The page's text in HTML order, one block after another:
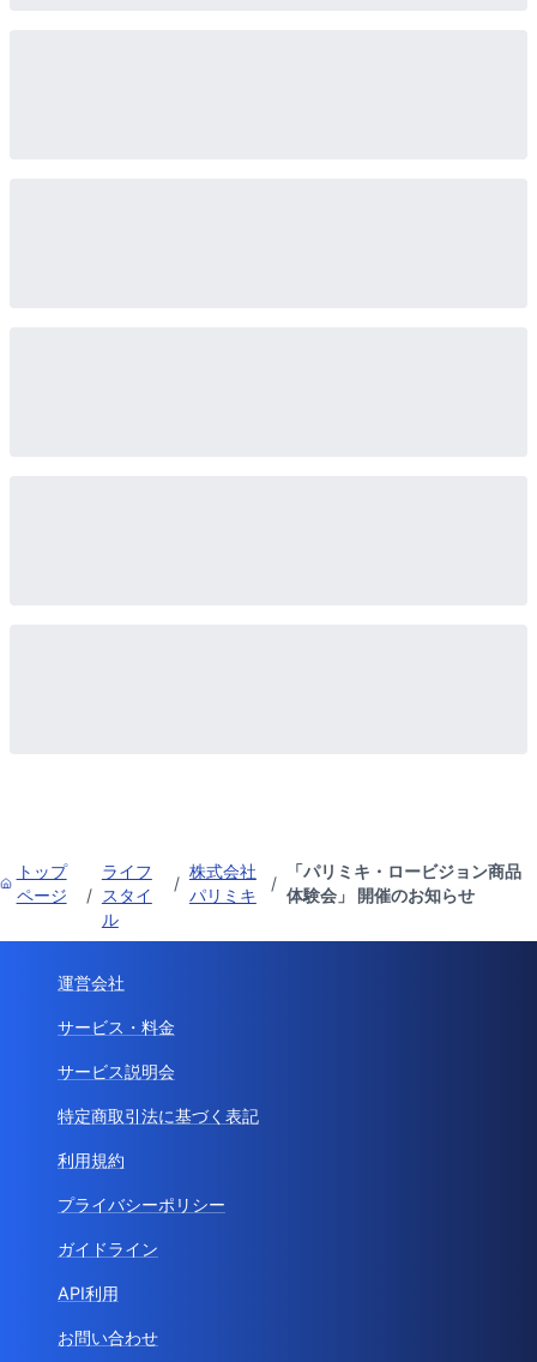
トップ
ページ
/
ライフ
スタイ
ル
/
株式会社
パリミキ
/
「パリミキ・ロービジョン商品
体験会」 開催のお知らせ
運営会社
サービス・料金
サービス説明会
特定商取引法に基づく表記
利用規約
プライバシーポリシー
ガイドライン
API利用
お問い合わせ